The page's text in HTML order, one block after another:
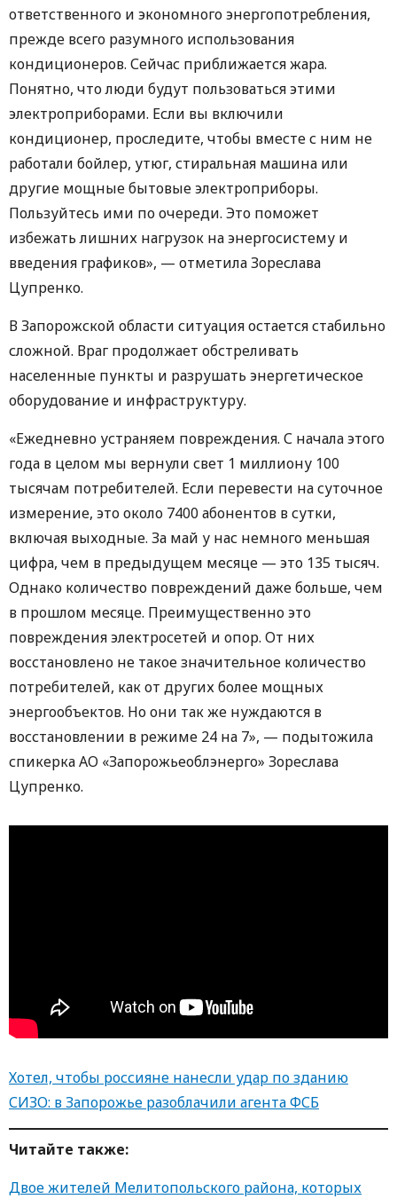
ответственного и экономного энергопотребления,
прежде всего разумного использования
кондиционеров. Сейчас приближается жара.
Понятно, что люди будут пользоваться этими
электроприборами. Если вы включили
кондиционер, проследите, чтобы вместе с ним не
работали бойлер, утюг, стиральная машина или
другие мощные бытовые электроприборы.
Пользуйтесь ими по очереди. Это поможет
избежать лишних нагрузок на энергосистему и
введения графиков», — отметила Зореслава
Цупренко.
В Запорожской области ситуация остается стабильно
сложной. Враг продолжает обстреливать
населенные пункты и разрушать энергетическое
оборудование и инфраструктуру.
«Ежедневно устраняем повреждения. С начала этого
года в целом мы вернули свет 1 миллиону 100
тысячам потребителей. Если перевести на суточное
измерение, это около 7400 абонентов в сутки,
включая выходные. За май у нас немного меньшая
цифра, чем в предыдущем месяце — это 135 тысяч.
Однако количество повреждений даже больше, чем
в прошлом месяце. Преимущественно это
повреждения электросетей и опор. От них
восстановлено не такое значительное количество
потребителей, как от других более мощных
энергообъектов. Но они так же нуждаются в
восстановлении в режиме 24 на 7», — подытожила
спикерка АО «Запорожьеоблэнерго» Зореслава
Цупренко.
Хотел, чтобы россияне нанесли удар по зданию
СИЗО: в Запорожье разоблачили агента ФСБ
Читайте также:
Двое жителей Мелитопольского района, которых